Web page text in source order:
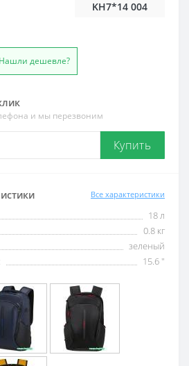
KH7*14 004
Нашли дешевле?
и мы перезвоним
Купить
Все характеристики
18 л
0.8 кг
зеленый
15.6 "